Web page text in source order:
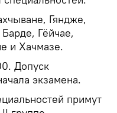
Гяндже,
Гёйчае,
и Хачмазе.
Допуск
экзамена.
примут